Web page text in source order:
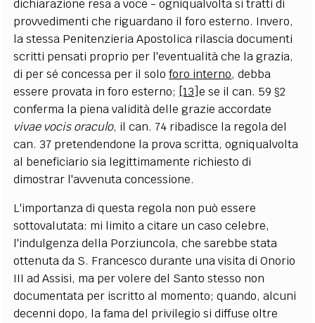
dichiarazione resa a voce - ogniqualvolta si tratti di
provvedimenti che riguardano il foro esterno. Invero,
la stessa Penitenzieria Apostolica rilascia documenti
scritti pensati proprio per l'eventualità che la grazia,
di per sé concessa per il soloforo interno, debba
essere provata in foro esterno; [13]e se il can. 59 §2
conferma la piena validità delle grazie accordate
vivae vocis oraculo, il can. 74 ribadisce la regola del
can. 37 pretendendone la prova scritta, ogniqualvolta
al beneficiario sia legittimamente richiesto di
dimostrar l'avvenuta concessione.
L'importanza di questa regola non può essere
sottovalutata: mi limito a citare un caso celebre,
l'indulgenza della Porziuncola, che sarebbe stata
ottenuta da S. Francesco durante una visita di Onorio
III ad Assisi, ma per volere del Santo stesso non
documentata per iscritto al momento; quando, alcuni
decenni dopo, la fama del privilegio si diffuse oltre